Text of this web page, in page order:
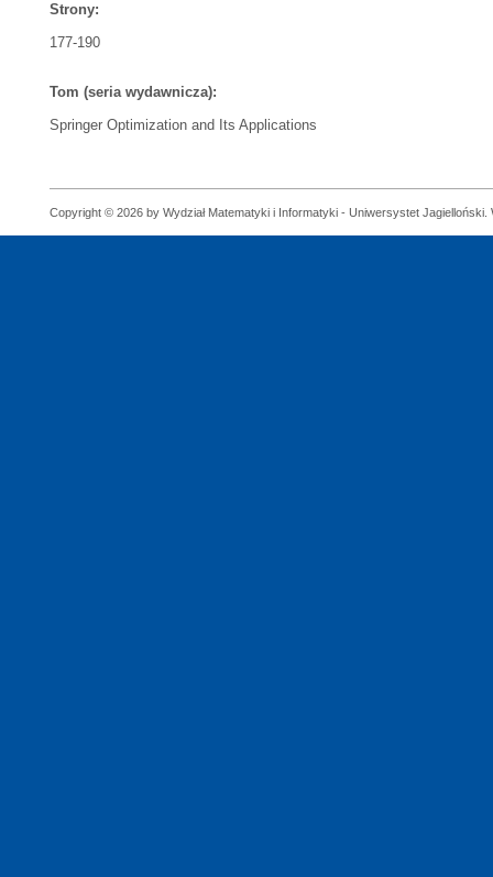
Strony:
177-190
Tom (seria wydawnicza):
Springer Optimization and Its Applications
Copyright © 2026 by Wydział Matematyki i Informatyki - Uniwersystet